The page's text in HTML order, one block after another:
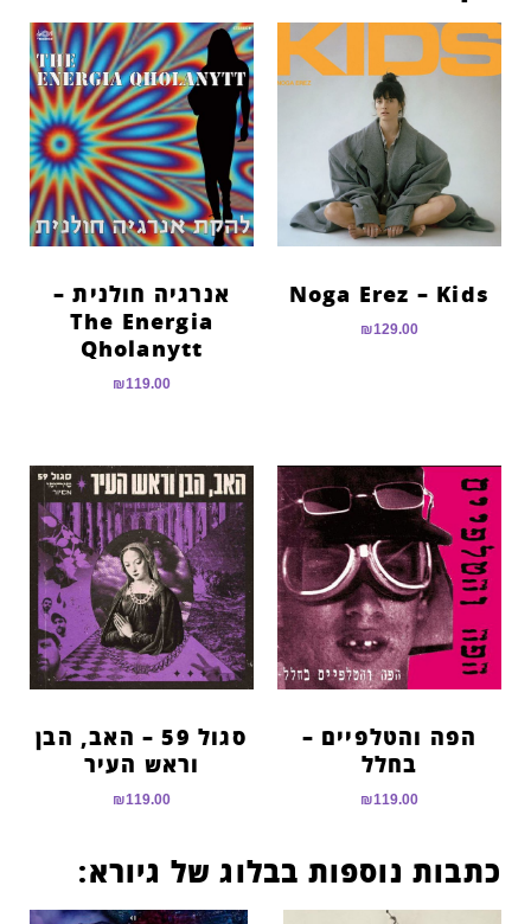
Noga Erez – Kids
₪129.00
אנרגיה חולנית –
The Energia
Qholanytt
₪119.00
הפה והטלפיים –
בחלל
₪119.00
סגול 59 – האב, הבן
וראש העיר
₪119.00
כתבות נוספות בבלוג של גיורא: